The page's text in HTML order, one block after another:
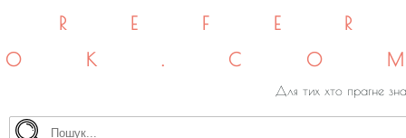
Для тих хто прагне